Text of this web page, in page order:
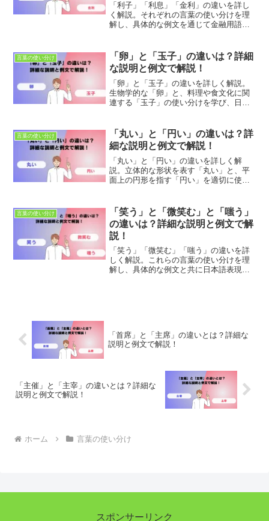
「利子」「利息」「金利」の違いを詳し
く解説。それぞれの言葉の使い分けを理
解し、具体的な例文を通じて金融用語の
確なコミュニケーションを目指します。
言葉の使い分け
「卵」と「玉子」の違いは？詳細
な説明と例文で解説！
「卵」と「玉子」の違いを詳しく解説。
生物学的な「卵」と、料理や食文化に関
連する「玉子」の使い分けを学び、日常
し、正確な表現力を身につけましょう。
言葉の使い分け
「丸い」と「円い」の違いは？詳
細な説明と例文で解説！
「丸い」と「円い」の違いを詳しく解
説。立体的な形状を表す「丸い」と、平
面上の円形を指す「円い」を適切に使い
らの言葉の違いを理解し、日常生活での
表現力を向上させましょう。
言葉の使い分け
「笑う」と「微笑む」と「嗤う」
の違いは？詳細な説明と例文で解
説！
「笑う」「微笑む」「嗤う」の違いを詳
しく解説。これらの言葉の使い分けを理
解し、具体的な例文と共に日本語表現を
「首席」と「主席」の違いとは？詳細な
説明と例文で解説！
「主催」と「主宰」の違いとは？詳細な
説明と例文で解説！
ホーム 言葉の使い分け
スポンサーリンク